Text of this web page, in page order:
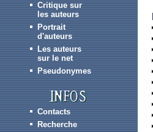
Critique sur
les auteurs
Portrait
d'auteurs
Les auteurs
sur le net
Pseudonymes
Contacts
Recherche